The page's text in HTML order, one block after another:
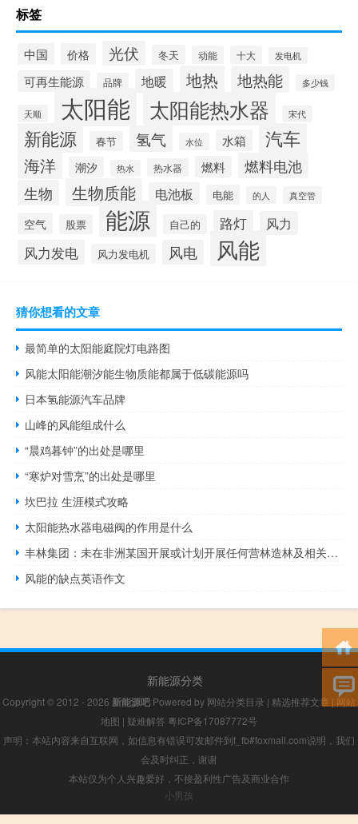
标签
中国 价格 光伏 冬天 动能 十大 发电机
可再生能源 品牌 地暖 地热 地热能 多少钱
天顺 太阳能 太阳能热水器 宋代
新能源 春节 氢气 水位 水箱 汽车
海洋 潮汐 热水 热水器 燃料
燃料电池
生物
生物质能 电池板 电能 的人 真空管
空气 股票 能源 自己的 路灯 风力
风力发电 风力发电机 风电 风能
猜你想看的文章
最简单的太阳能庭院灯电路图
风能太阳能潮汐能生物质能都属于低碳能源吗
日本氢能源汽车品牌
山峰的风能组成什么
“晨鸡暮钟”的出处是哪里
“寒炉对雪烹”的出处是哪里
坎巴拉 生涯模式攻略
太阳能热水器电磁阀的作用是什么
丰林集团：未在非洲某国开展或计划开展任何营林造林及相关业务
风能的缺点英语作文
新能源分类
Copyright © 2012 - 2026 新能源吧 Powered by 网站分类目录 | 精选推荐文章 | 网站
地图 | 疑难解答 粤ICP备17087772号
声明：本站内容来自互联网，如信息有错误可发邮件到f_fb#foxmail.com说明，我们
会及时纠正，谢谢
本站仅为个人兴趣爱好，不接盈利性广告及商业合作
小男孩